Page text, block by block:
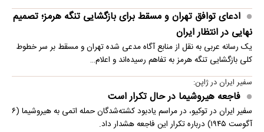
ادعای توافق تهران و مسقط برای بازگشایی تنگه هرمز؛ تصمیم
نهایی در انتظار ایران
یک رسانه عربی به نقل از منابع آگاه مدعی شده تهران و مسقط بر سر خطوط
کلی بازگشایی تنگه هرمز به تفاهم رسیده‌اند و اعلام…
سفیر ایران در ژاپن:
فاجعه هیروشیما در حال تکرار است
سفیر ایران در توکیو، در مراسم یادبود کشته‌شدگان حمله اتمی به هیروشیما (۶
آگوست ۱۹۴۵) درباره تکرار این فاجعه هشدار داد.